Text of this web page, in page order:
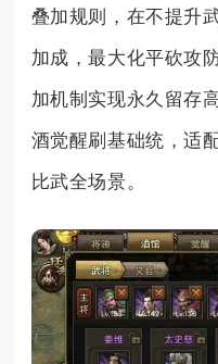
叠加规则，在不提升
加成，最大化平砍攻
加机制实现永久留存
酒觉醒刷基础统，适
比武全场景。